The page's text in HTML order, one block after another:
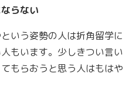
らない
いう姿勢の人は折角留学に
もいます。少しきつい言い
もらおうと思う人はもはや